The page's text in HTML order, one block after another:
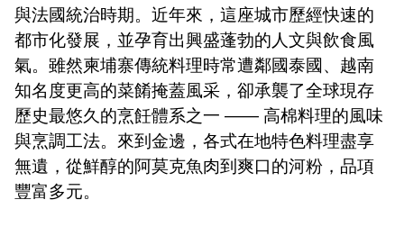
與法國統治時期。近年來，這座城市歷經快速的
都市化發展，並孕育出興盛蓬勃的人文與飲食風
氣。雖然柬埔寨傳統料理時常遭鄰國泰國、越南
知名度更高的菜餚掩蓋風采，卻承襲了全球現存
歷史最悠久的烹飪體系之一 —— 高棉料理的風味
與烹調工法。來到金邊，各式在地特色料理盡享
無遺，從鮮醇的阿莫克魚肉到爽口的河粉，品項
豐富多元。